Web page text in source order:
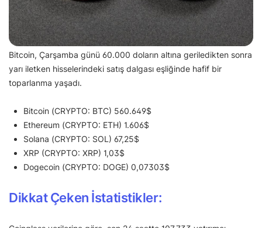
Bitcoin, Çarşamba günü 60.000 doların altına geriledikten sonra
yarı iletken hisselerindeki satış dalgası eşliğinde hafif bir
toparlanma yaşadı.
Bitcoin (CRYPTO: BTC) 560.649$
Ethereum (CRYPTO: ETH) 1.606$
Solana (CRYPTO: SOL) 67,25$
XRP (CRYPTO: XRP) 1,03$
Dogecoin (CRYPTO: DOGE) 0,07303$
Dikkat Çeken İstatistikler: